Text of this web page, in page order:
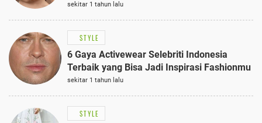
sekitar 1 tahun lalu
STYLE
6 Gaya Activewear Selebriti Indonesia
Terbaik yang Bisa Jadi Inspirasi Fashionmu
sekitar 1 tahun lalu
STYLE